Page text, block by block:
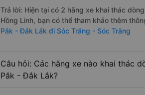
Trả lời: Hiện tại có 2 hãng xe khai thác
Hồng Linh, bạn có thể tham khảo thêm
Pắk - Đắk Lắk đi Sóc Trăng - Sóc Trăng
Câu hỏi: Các hãng xe nào khai thác
Pắk - Đắk Lắk?